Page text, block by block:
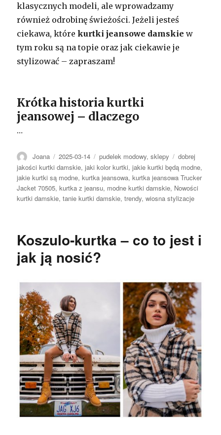
klasycznych modeli, ale wprowadzamy
również odrobinę świeżości. Jeżeli jesteś
ciekawa, którekurtki jeansowe damskie w
tym roku są na topie oraz jak ciekawie je
stylizować – zapraszam!
Krótka historia kurtki
jeansowej – dlaczego
…
Autor
Joana Opublikowano
2025-03-14 Kategorie
pudelek modowy,sklepy Tagi
dobrej
jakości kurtki damskie,jaki kolor kurtki,jakie kurtki będą modne,
jakie kurtki są modne,kurtka jeansowa,kurtka jeansowa Trucker
Jacket 70505,kurtka z jeansu, modne kurtki damskie, Nowości
kurtki damskie,tanie kurtki damskie,trendy,wiosna stylizacje
Koszulo-kurtka – co to jest i
jak ją nosić?